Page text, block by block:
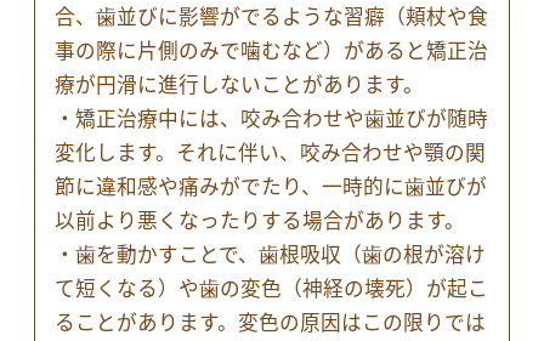
合、歯並びに影響がでるような習癖（頬杖や食
事の際に片側のみで噛むなど）があると矯正治
療が円滑に進行しないことがあります。
・矯正治療中には、咬み合わせや歯並びが随時
変化します。それに伴い、咬み合わせや顎の関
節に違和感や痛みがでたり、一時的に歯並びが
以前より悪くなったりする場合があります。
・歯を動かすことで、歯根吸収（歯の根が溶け
て短くなる）や歯の変色（神経の壊死）が起こ
ることがあります。変色の原因はこの限りでは